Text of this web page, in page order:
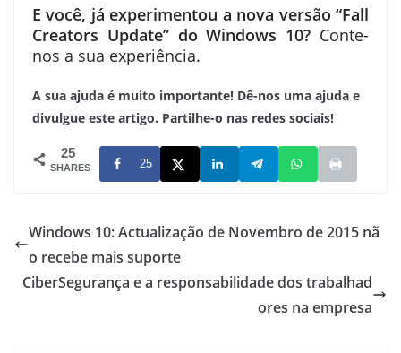
E você, já experimentou a nova versão “Fall
Creators Update” do Windows 10? Conte-
nos a sua experiência.
A sua ajuda é muito importante! Dê-nos uma ajuda e
divulgue este artigo. Partilhe-o nas redes sociais!
25
SHARES 25
Windows 10: Actualização de Novembro de 2015 nã
o recebe mais suporte
CiberSegurança e a responsabilidade dos trabalhad
ores na empresa